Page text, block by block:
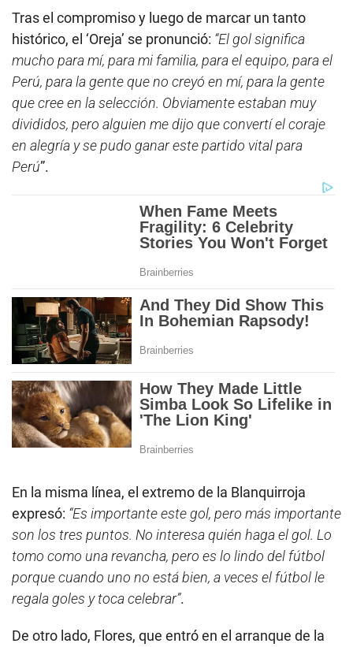
Tras el compromiso y luego de marcar un tanto
histórico, el ‘Oreja’ se pronunció: “El gol significa
mucho para mí, para mi familia, para el equipo, para el
Perú, para la gente que no creyó en mí, para la gente
que cree en la selección. Obviamente estaban muy
divididos, pero alguien me dijo que convertí el coraje
en alegría y se pudo ganar este partido vital para
Perú”.
En la misma línea, el extremo de la Blanquirroja
expresó: “Es importante este gol, pero más importante
son los tres puntos. No interesa quién haga el gol. Lo
tomo como una revancha, pero es lo lindo del fútbol
porque cuando uno no está bien, a veces el fútbol le
regala goles y toca celebrar”.
De otro lado, Flores, que entró en el arranque de la